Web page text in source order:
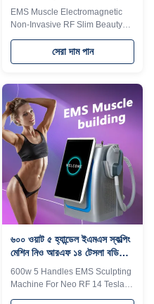
বিউটি মেশিন 5000W ওজন কমানোর
জন্য
EMS Muscle Electromagnetic
Non-Invasive RF Slim Beauty
Machine 5000w For Weight
Loss Products Description
Function Function * BUILD
30000 times withhigh frequency
and intensity, so asto train and
increase muscledensity and
volume * REDUCE FAT The
ultimate contraction of muscle
needsa large amount of energy
supply, so thefat cells beside the
muscle are
alsoconsumed,leading to
naturalapoptosis and
effectivereduction of fatthickness
* Muscle Sculpt
সেরা দাম পান
৬০০ ওয়াট ৫ হ্যান্ডেল ইএমএস স্কল্পিং
মেশিন নিও আরএফ ১৪ টেসলা বডি
স্কল্পিং বডি স্লিমিং
600w 5 Handles EMS Sculpting
Machine For Neo RF 14 Tesla
Bodi Sculpting Body Slimming